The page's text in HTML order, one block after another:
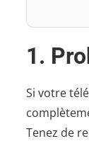
1.
Si votre
Tenez de